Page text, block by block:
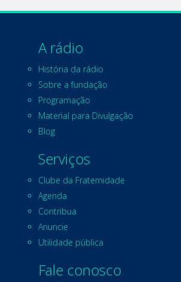
A rádio
História da rádio
Sobre a fundação
Programação
Material para Divulgação
Blog
Serviços
Clube da Fraternidade
Agenda
Contribua
Anuncie
Utilidade pública
Fale conosco